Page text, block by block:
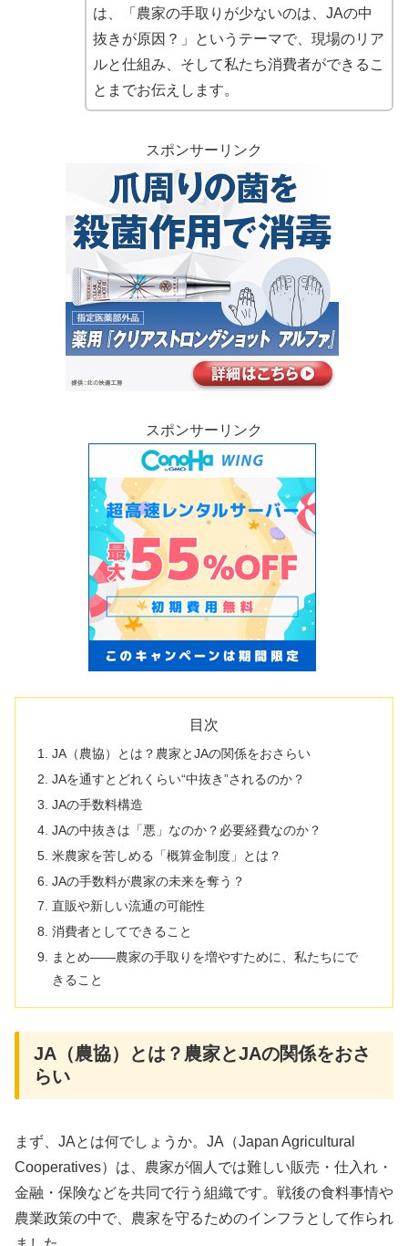
は、「農家の手取りが少ないのは、JAの中
抜きが原因？」というテーマで、現場のリア
ルと仕組み、そして私たち消費者ができるこ
とまでお伝えします。
スポンサーリンク
スポンサーリンク
目次
JA（農協）とは？農家とJAの関係をおさらい
JAを通すとどれくらい“中抜き”されるのか？
JAの手数料構造
JAの中抜きは「悪」なのか？必要経費なのか？
米農家を苦しめる「概算金制度」とは？
JAの手数料が農家の未来を奪う？
直販や新しい流通の可能性
消費者としてできること
まとめ――農家の手取りを増やすために、私たちにで
きること
JA（農協）とは？農家とJAの関係をおさ
らい
まず、JAとは何でしょうか。JA（Japan Agricultural
Cooperatives）は、農家が個人では難しい販売・仕入れ・
金融・保険などを共同で行う組織です。戦後の食料事情や
農業政策の中で、農家を守るためのインフラとして作られ